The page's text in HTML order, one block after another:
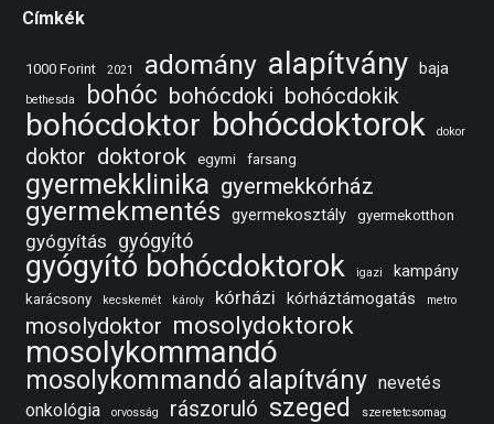
Címkék
1000 Forint 2021 adomány alapítvány baja
bethesda bohóc bohócdoki bohócdokik
bohócdoktor bohócdoktorok dokor
doktor doktorok egymi farsang
gyermekklinika gyermekkórház
gyermekmentés gyermekosztály gyermekotthon
gyógyítás gyógyító
gyógyító bohócdoktorok igazi kampány
karácsony kecskemét károly kórházi kórháztámogatás metro
mosolydoktor mosolydoktorok
mosolykommandó
mosolykommandó alapítvány nevetés
onkológia
orvosság rászoruló szeged
szeretetcsomag